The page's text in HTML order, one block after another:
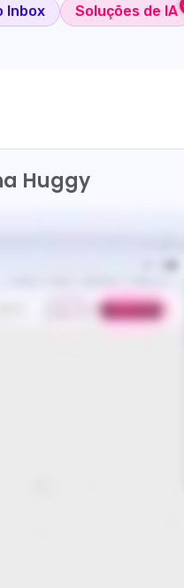
Inbox Soluções de IA
Huggy